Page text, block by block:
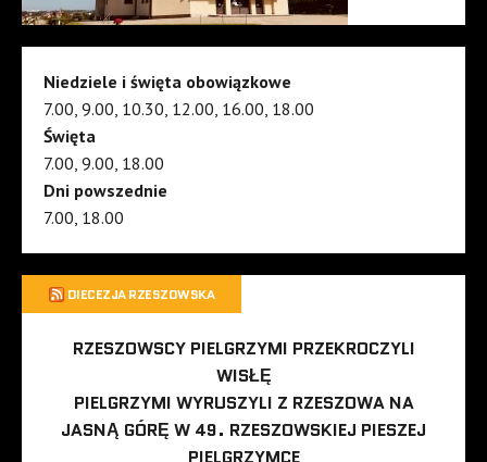
Niedziele i święta obowiązkowe
7.00, 9.00, 10.30, 12.00, 16.00, 18.00
Święta
7.00, 9.00, 18.00
Dni powszednie
7.00, 18.00
DIECEZJA RZESZOWSKA
RZESZOWSCY PIELGRZYMI PRZEKROCZYLI
WISŁĘ
PIELGRZYMI WYRUSZYLI Z RZESZOWA NA
JASNĄ GÓRĘ W 49. RZESZOWSKIEJ PIESZEJ